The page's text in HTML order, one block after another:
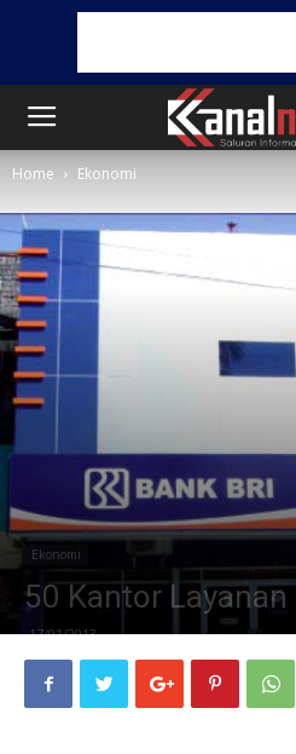
Home Ekonomi
Ekonomi
50 Kantor Layanan
17/01/2013